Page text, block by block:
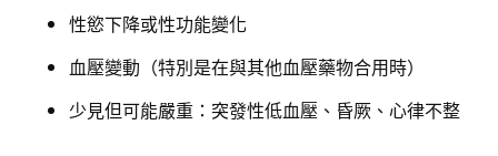
性慾下降或性功能變化
血壓變動（特別是在與其他血壓藥物合用時）
少見但可能嚴重：突發性低血壓、昏厥、心律不整